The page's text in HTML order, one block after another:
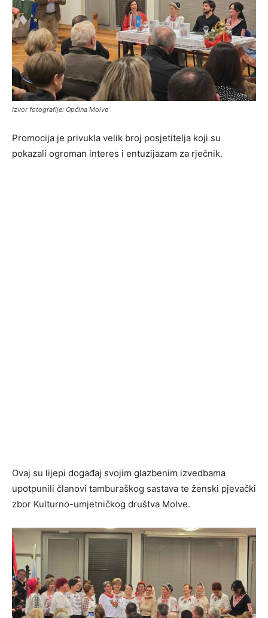
Izvor fotografije: Općina Molve
Promocija je privukla velik broj posjetitelja koji su
pokazali ogroman interes i entuzijazam za rječnik.
Ovaj su lijepi događaj svojim glazbenim izvedbama
upotpunili članovi tamburaškog sastava te ženski pjevački
zbor Kulturno-umjetničkog društva Molve.